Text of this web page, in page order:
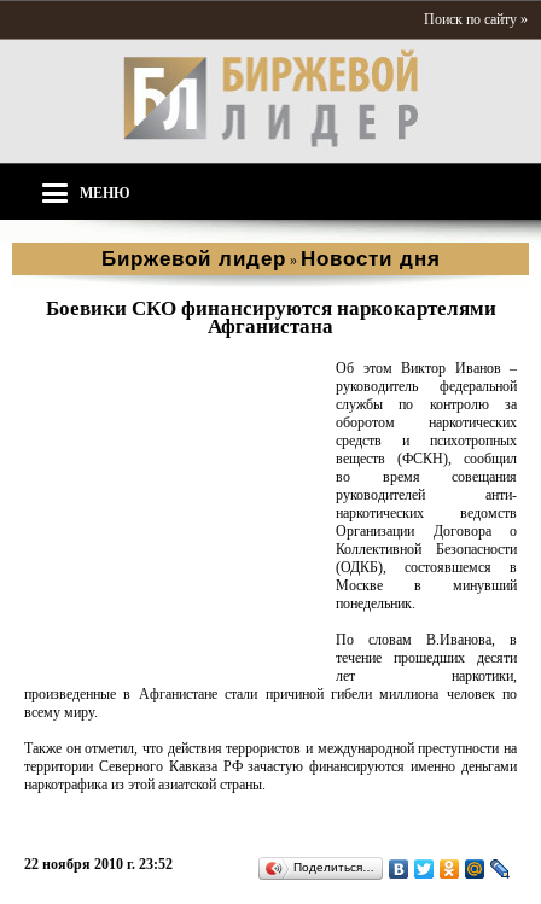
Поиск по сайту »
МЕНЮ
Биржевой лидер » Новости дня
Боевики СКО финансируются наркокартелями
Афганистана
Об этом Виктор Иванов –
руководитель федеральной
службы по контролю за
оборотом наркотических
средств и психотропных
веществ (ФСКН), сообщил
во время совещания
руководителей анти-
наркотических ведомств
Организации Договора о
Коллективной Безопасности
(ОДКБ), состоявшемся в
Москве в минувший
понедельник.
По словам В.Иванова, в
течение прошедших десяти
лет наркотики,
произведенные в Афганистане стали причиной гибели миллиона человек по
всему миру.
Также он отметил, что действия террористов и международной преступности на
территории Северного Кавказа РФ зачастую финансируются именно деньгами
наркотрафика из этой азиатской страны.
22 ноября 2010 г. 23:52 Поделиться…